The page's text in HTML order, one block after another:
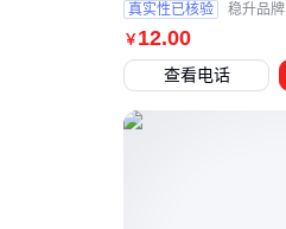
￥ 12.00
真实性已核验 稳升品牌
查看电话